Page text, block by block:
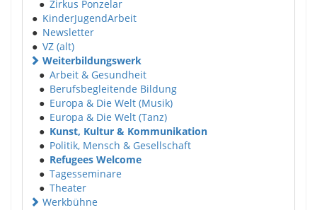
● Zirkus Ponzelar
● KinderJugendArbeit
● Newsletter
● VZ (alt)
Weiterbildungswerk
● Arbeit & Gesundheit
● Berufsbegleitende Bildung
● Europa & Die Welt (Musik)
● Europa & Die Welt (Tanz)
● Kunst, Kultur & Kommunikation
● Politik, Mensch & Gesellschaft
● Refugees Welcome
● Tagesseminare
● Theater
Werkbühne